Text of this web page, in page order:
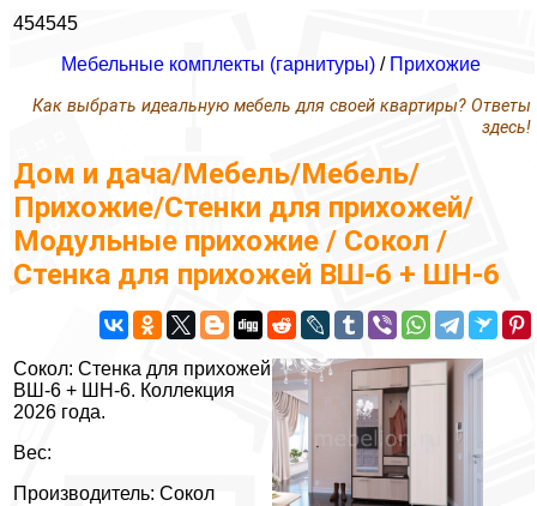
454545
Мебельные комплекты (гарнитуры) / Прихожие
Как выбрать идеальную мебель для своей квартиры? Ответы
здесь!
Дом и дача/Мебель/Мебель/
Прихожие/Стенки для прихожей/
Модульные прихожие / Сокол /
Стенка для прихожей ВШ-6 + ШН-6
Сокол: Стенка для прихожей
ВШ-6 + ШН-6. Коллекция
2026 года.
Вес:
Производитель: Сокол